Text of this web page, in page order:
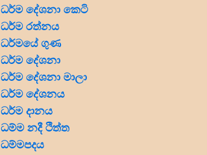
ධර්ම දේශනා කෙටි
ධර්ම රත්නය
ධර්මයේ ගුණ
ධර්ම දේශනා
ධර්ම දේශනා මාලා
ධර්ම දේශනය
ධර්ම දානය
ධම්ම නදී ථිත්ත
ධම්මපදය